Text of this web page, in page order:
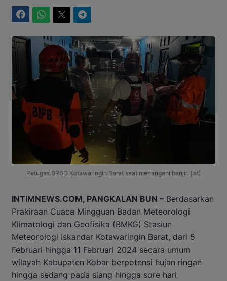
Petugas BPBD Kotawaringin Barat saat menangani banjir. (Ist)
INTIMNEWS.COM, PANGKALAN BUN – Berdasarkan
Prakiraan Cuaca Mingguan Badan Meteorologi
Klimatologi dan Geofisika (BMKG) Stasiun
Meteorologi Iskandar Kotawaringin Barat, dari 5
Februari hingga 11 Februari 2024 secara umum
wilayah Kabupaten Kobar berpotensi hujan ringan
hingga sedang pada siang hingga sore hari.